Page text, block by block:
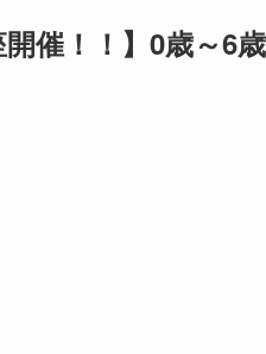
開催！！】0歳～6